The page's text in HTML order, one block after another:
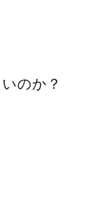
のか？